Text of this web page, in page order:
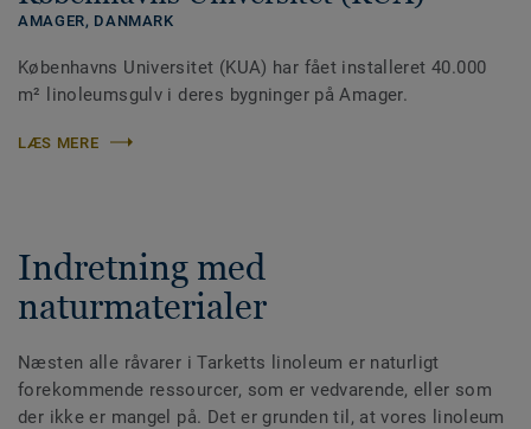
AMAGER, DANMARK
Københavns Universitet (KUA) har fået installeret 40.000
m² linoleumsgulv i deres bygninger på Amager.
LÆS MERE
Indretning med
naturmaterialer
Næsten alle råvarer i Tarketts linoleum er naturligt
forekommende ressourcer, som er vedvarende, eller som
der ikke er mangel på. Det er grunden til, at vores linoleum